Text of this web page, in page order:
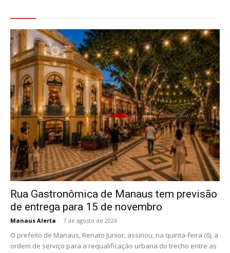
Rua Gastronômica de Manaus tem previsão
de entrega para 15 de novembro
Manaus Alerta - 7 de agosto de 2026
O prefeito de Manaus, Renato Junior, assinou, na quinta-feira (6), a
ordem de serviço para a requalificação urbana do trecho entre as